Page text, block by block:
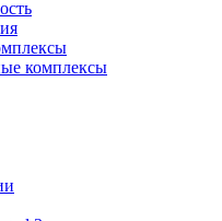
комплексы